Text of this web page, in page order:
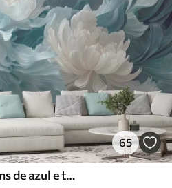
65
Flores abstratas em tons de azul e turquesa